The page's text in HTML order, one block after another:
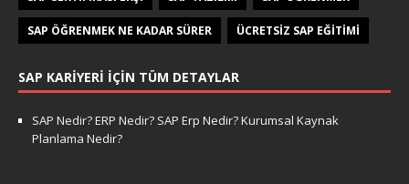
SAP ÖĞRENMEK NE KADAR SÜRER ÜCRETSIZ SAP EĞITIMI
SAP KARIYERI İÇIN TÜM DETAYLAR
SAP Nedir? ERP Nedir? SAP Erp Nedir? Kurumsal Kaynak
Planlama Nedir?